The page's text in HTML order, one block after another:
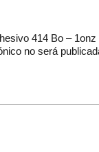
414 Bo – 1onz
no será